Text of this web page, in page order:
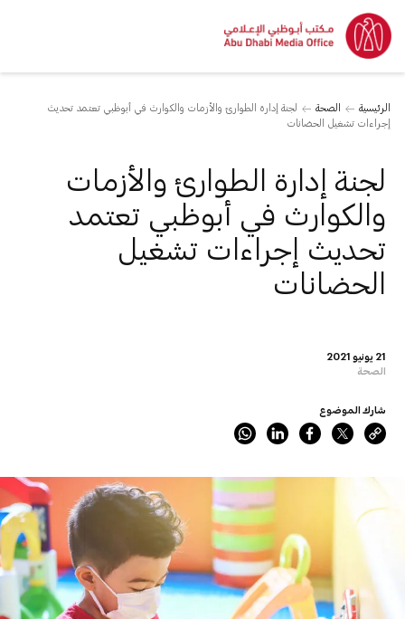
الرئيسية الصحة
لجنة إدارة الطوارئ والأزمات والكوارث في أبوظبي تعتمد تحديث
إجراءات تشغيل الحضانات
21 يونيو 2021
الصحة
لجنة إدارة الطوارئ والأزمات
والكوارث في أبوظبي تعتمد
تحديث إجراءات تشغيل
الحضانات
شارك الموضوع